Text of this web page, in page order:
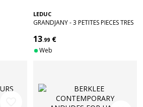
LEDUC
GRANDJANY - 3 PETITES PIECES TRES
13.99 €
Web